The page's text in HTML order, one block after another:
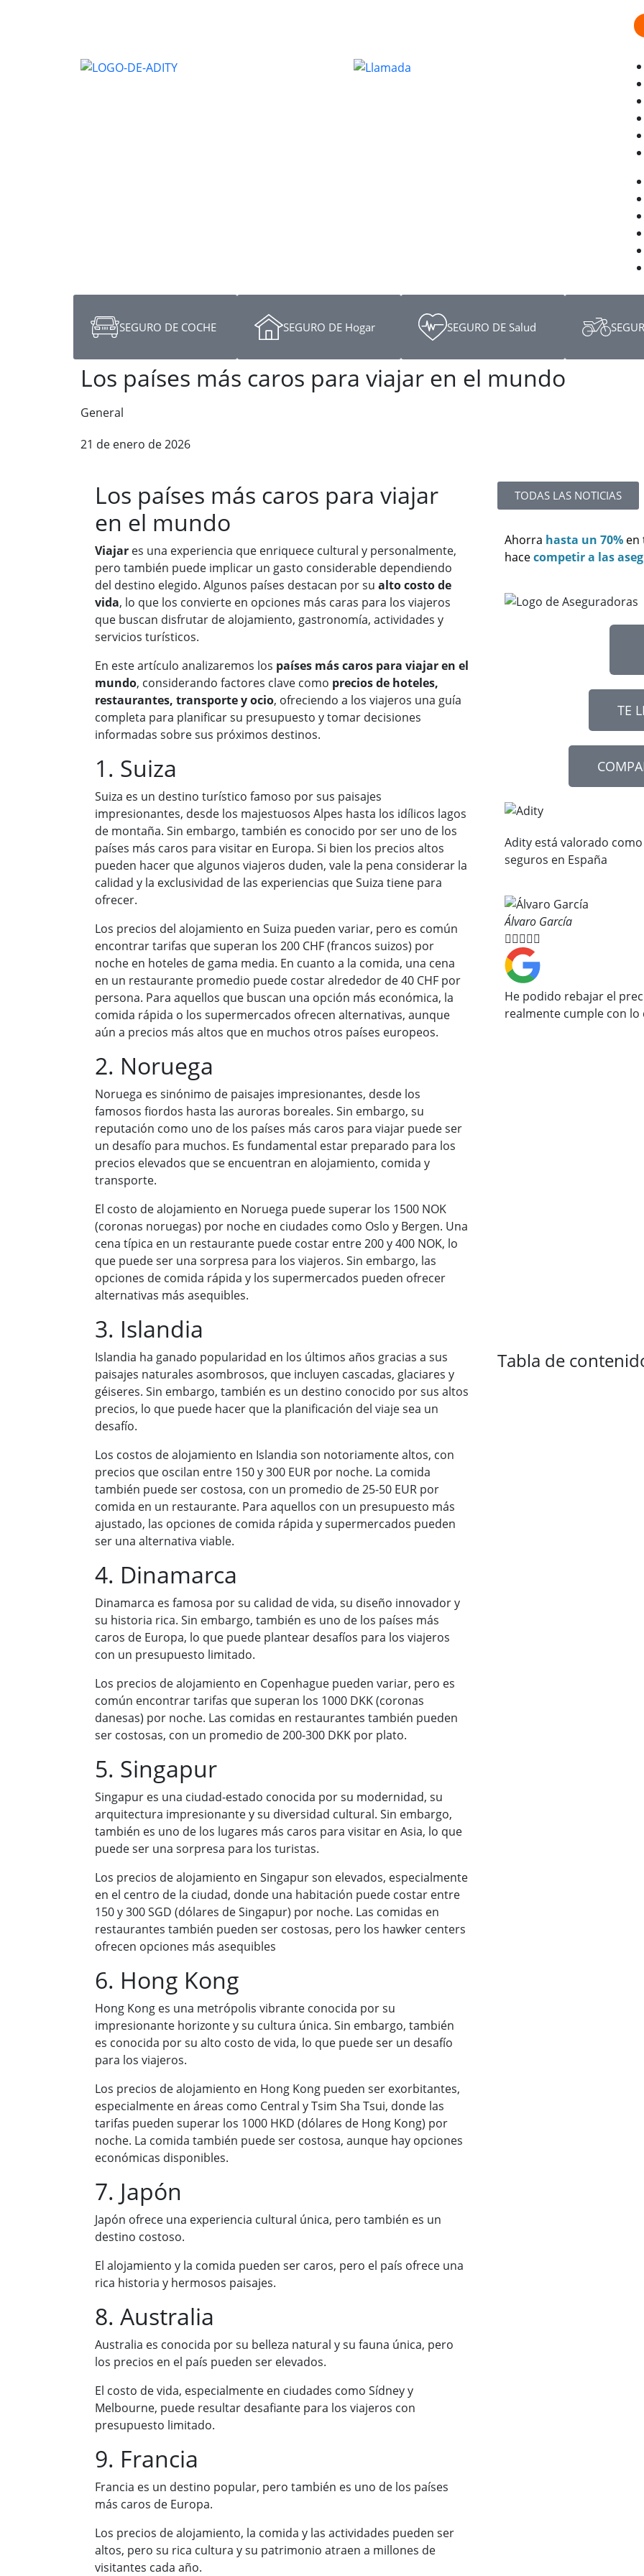
SEGURO DE COCHE SEGURO DE Hogar SEGURO DE Salud
Los países más caros para viajar en el mundo
General
21 de enero de 2026
Los países más caros para viajar
en el mundo
Viajar es una experiencia que enriquece cultural y personalmente,
pero también puede implicar un gasto considerable dependiendo
del destino elegido. Algunos países destacan por su alto costo de
vida, lo que los convierte en opciones más caras para los viajeros
que buscan disfrutar de alojamiento, gastronomía, actividades y
servicios turísticos.
En este artículo analizaremos los países más caros para viajar en el
mundo, considerando factores clave como precios de hoteles,
restaurantes, transporte y ocio, ofreciendo a los viajeros una guía
completa para planificar su presupuesto y tomar decisiones
informadas sobre sus próximos destinos.
1. Suiza
Suiza es un destino turístico famoso por sus paisajes
impresionantes, desde los majestuosos Alpes hasta los idílicos lagos
de montaña. Sin embargo, también es conocido por ser uno de los
países más caros para visitar en Europa. Si bien los precios altos
pueden hacer que algunos viajeros duden, vale la pena considerar la
calidad y la exclusividad de las experiencias que Suiza tiene para
ofrecer.
Los precios del alojamiento en Suiza pueden variar, pero es común
encontrar tarifas que superan los 200 CHF (francos suizos) por
noche en hoteles de gama media. En cuanto a la comida, una cena
en un restaurante promedio puede costar alrededor de 40 CHF por
persona. Para aquellos que buscan una opción más económica, la
comida rápida o los supermercados ofrecen alternativas, aunque
aún a precios más altos que en muchos otros países europeos.
2. Noruega
Noruega es sinónimo de paisajes impresionantes, desde los
famosos fiordos hasta las auroras boreales. Sin embargo, su
reputación como uno de los países más caros para viajar puede ser
un desafío para muchos. Es fundamental estar preparado para los
precios elevados que se encuentran en alojamiento, comida y
transporte.
El costo de alojamiento en Noruega puede superar los 1500 NOK
(coronas noruegas) por noche en ciudades como Oslo y Bergen. Una
cena típica en un restaurante puede costar entre 200 y 400 NOK, lo
que puede ser una sorpresa para los viajeros. Sin embargo, las
opciones de comida rápida y los supermercados pueden ofrecer
alternativas más asequibles.
3. Islandia
Islandia ha ganado popularidad en los últimos años gracias a sus
paisajes naturales asombrosos, que incluyen cascadas, glaciares y
géiseres. Sin embargo, también es un destino conocido por sus altos
precios, lo que puede hacer que la planificación del viaje sea un
desafío.
Los costos de alojamiento en Islandia son notoriamente altos, con
precios que oscilan entre 150 y 300 EUR por noche. La comida
también puede ser costosa, con un promedio de 25-50 EUR por
comida en un restaurante. Para aquellos con un presupuesto más
ajustado, las opciones de comida rápida y supermercados pueden
ser una alternativa viable.
4. Dinamarca
Dinamarca es famosa por su calidad de vida, su diseño innovador y
su historia rica. Sin embargo, también es uno de los países más
caros de Europa, lo que puede plantear desafíos para los viajeros
con un presupuesto limitado.
Los precios de alojamiento en Copenhague pueden variar, pero es
común encontrar tarifas que superan los 1000 DKK (coronas
danesas) por noche. Las comidas en restaurantes también pueden
ser costosas, con un promedio de 200-300 DKK por plato.
5. Singapur
Singapur es una ciudad-estado conocida por su modernidad, su
arquitectura impresionante y su diversidad cultural. Sin embargo,
también es uno de los lugares más caros para visitar en Asia, lo que
puede ser una sorpresa para los turistas.
Los precios de alojamiento en Singapur son elevados, especialmente
en el centro de la ciudad, donde una habitación puede costar entre
150 y 300 SGD (dólares de Singapur) por noche. Las comidas en
restaurantes también pueden ser costosas, pero los hawker centers
ofrecen opciones más asequibles
6. Hong Kong
Hong Kong es una metrópolis vibrante conocida por su
impresionante horizonte y su cultura única. Sin embargo, también
es conocida por su alto costo de vida, lo que puede ser un desafío
para los viajeros.
Los precios de alojamiento en Hong Kong pueden ser exorbitantes,
especialmente en áreas como Central y Tsim Sha Tsui, donde las
tarifas pueden superar los 1000 HKD (dólares de Hong Kong) por
noche. La comida también puede ser costosa, aunque hay opciones
económicas disponibles.
7. Japón
Japón ofrece una experiencia cultural única, pero también es un
destino costoso.
El alojamiento y la comida pueden ser caros, pero el país ofrece una
rica historia y hermosos paisajes.
8. Australia
Australia es conocida por su belleza natural y su fauna única, pero
los precios en el país pueden ser elevados.
El costo de vida, especialmente en ciudades como Sídney y
Melbourne, puede resultar desafiante para los viajeros con
presupuesto limitado.
9. Francia
Francia es un destino popular, pero también es uno de los países
más caros de Europa.
Los precios de alojamiento, la comida y las actividades pueden ser
altos, pero su rica cultura y su patrimonio atraen a millones de
visitantes cada año.
TODAS LAS NOTICIAS
Ahorra hasta un 70%
hacecompetir a las
TE
Adity está valorado
seguros en España
Álvaro García

He podido rebajar el
realmente cumple con lo
Tabla de